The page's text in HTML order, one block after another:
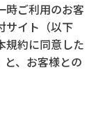
時ご利用のお客
サイト（以下
規約に同意した
と、お客様との